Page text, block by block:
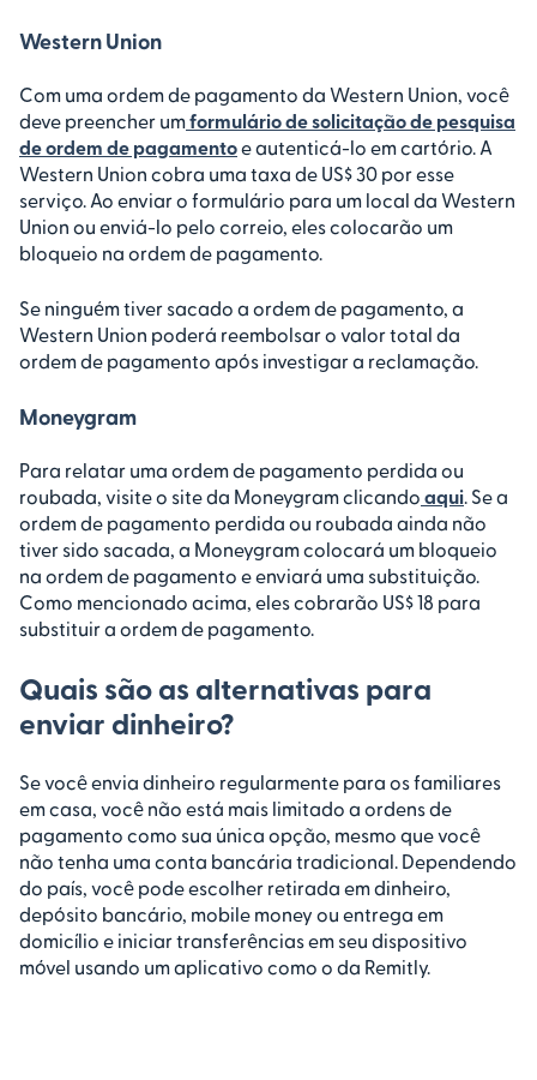
Western Union
Com uma ordem de pagamento da Western Union, você
deve preencher umformulário de solicitação de pesquisa
de ordem de pagamentoe autenticá-lo em cartório. A
Western Union cobra uma taxa de US$ 30 por esse
serviço. Ao enviar o formulário para um local da Western
Union ou enviá-lo pelo correio, eles colocarão um
bloqueio na ordem de pagamento.
Se ninguém tiver sacado a ordem de pagamento, a
Western Union poderá reembolsar o valor total da
ordem de pagamento após investigar a reclamação.
Moneygram
Para relatar uma ordem de pagamento perdida ou
roubada, visite o site da Moneygram clicando aqui. Se a
ordem de pagamento perdida ou roubada ainda não
tiver sido sacada, a Moneygram colocará um bloqueio
na ordem de pagamento e enviará uma substituição.
Como mencionado acima, eles cobrarão US$ 18 para
substituir a ordem de pagamento.
Quais são as alternativas para
enviar dinheiro?
Se você envia dinheiro regularmente para os familiares
em casa, você não está mais limitado a ordens de
pagamento como sua única opção, mesmo que você
não tenha uma conta bancária tradicional. Dependendo
do país, você pode escolher retirada em dinheiro,
depósito bancário, mobile money ou entrega em
domicílio e iniciar transferências em seu dispositivo
móvel usando um aplicativo como o da Remitly.